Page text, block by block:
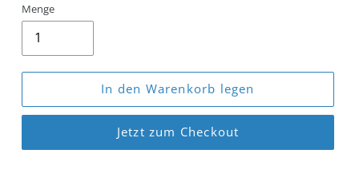
Menge
In den Warenkorb legen
Jetzt zum Checkout